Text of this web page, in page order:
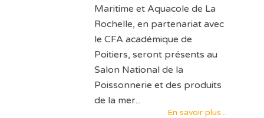
Maritime et Aquacole de La
Rochelle, en partenariat avec
le CFA académique de
Poitiers, seront présents au
Salon National de la
Poissonnerie et des produits
de la mer...
En savoir plus...